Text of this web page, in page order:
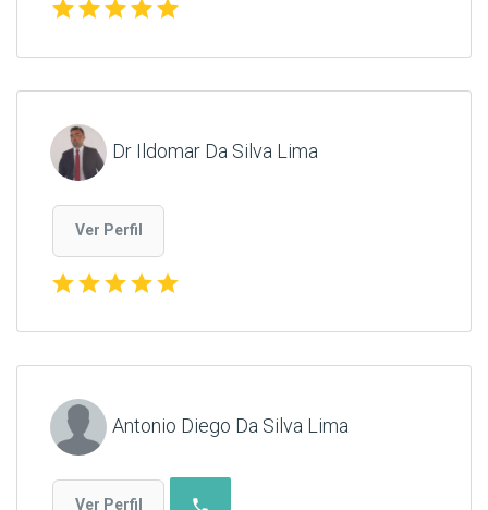
starstarstarstarstar
Dr Ildomar Da Silva Lima
Ver Perfil
starstarstarstarstar
Antonio Diego Da Silva Lima
Ver Perfil phone